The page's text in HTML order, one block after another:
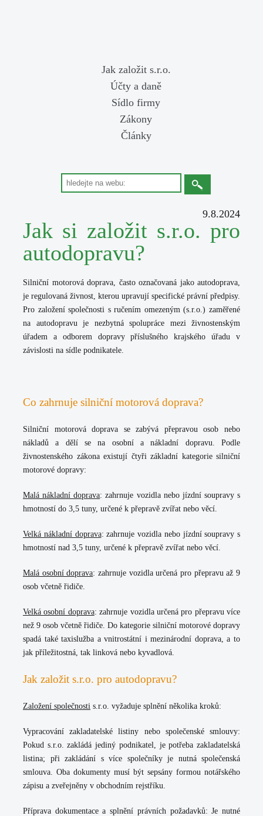
Jak založit s.r.o.
Účty a daně
Sídlo firmy
Zákony
Články
Jak si založit s.r.o. pro
autodopravu?
9.8.2024
Silniční motorová doprava, často označovaná jako autodoprava,
je regulovaná živnost, kterou upravují specifické právní předpisy.
Pro založení společnosti s ručením omezeným (s.r.o.) zaměřené
na autodopravu je nezbytná spolupráce mezi živnostenským
úřadem a odborem dopravy příslušného krajského úřadu v
závislosti na sídle podnikatele.
Co zahrnuje silniční motorová doprava?
Silniční motorová doprava se zabývá přepravou osob nebo
nákladů a dělí se na osobníanákladní dopravu. Podle
živnostenského zákona existují čtyři základní kategorie silniční
motorové dopravy:
Malá nákladní doprava: zahrnuje vozidla nebo jízdní soupravy s
hmotností do 3,5 tuny, určené k přepravě zvířat nebo věcí.
Velká nákladní doprava: zahrnuje vozidla nebo jízdní soupravy s
hmotností nad 3,5 tuny, určené k přepravě zvířat nebo věcí.
Malá osobní doprava:zahrnuje vozidla určená pro přepravu až 9
osob včetně řidiče.
Velká osobní doprava: zahrnuje vozidla určená pro přepravu více
než 9 osob včetně řidiče. Do kategorie silniční motorové dopravy
spadá také taxislužba a vnitrostátní i mezinárodní doprava, a to
jak příležitostná, tak linková nebo kyvadlová.
Jak založit s.r.o. pro autodopravu?
Založení společnosti s.r.o. vyžaduje splnění několika kroků:
Vypracování zakladatelské listiny nebo společenské smlouvy:
Pokud s.r.o. zakládá jediný podnikatel, je potřeba zakladatelská
listina; při zakládání s více společníky je nutná společenská
smlouva. Oba dokumenty musí být sepsány formou notářského
zápisu a zveřejněny v obchodním rejstříku.
Příprava dokumentace a splnění právních požadavků: Je nutné